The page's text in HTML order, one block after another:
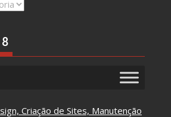
Criação de Sites, Manutenção